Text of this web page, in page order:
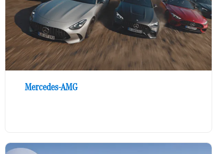
Mercedes-AMG